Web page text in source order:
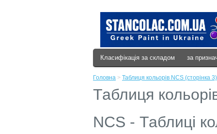
Класифікація за складом за
Головна > Таблиця кольорів NCS (сторінка 3)
Таблиця
NCS - Таблиці